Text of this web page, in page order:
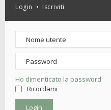
Login • Iscriviti
Ho dimenticato la password
Ricordami